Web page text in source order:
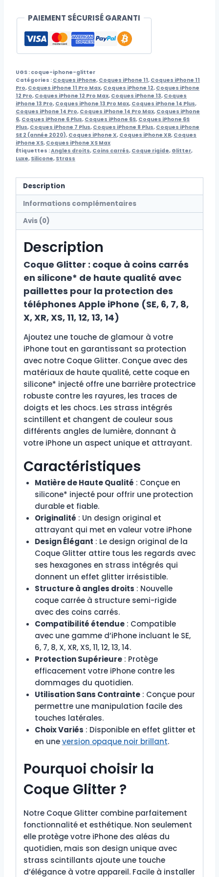
PAIEMENT SÉCURISÉ GARANTI
UGS : coque-iphone-glitter
Catégories : Coques iPhone, Coques iPhone 11, Coques iPhone 11
Pro, Coques iPhone 11 Pro Max, Coques iPhone 12, Coques iPhone
12 Pro, Coques iPhone 12 Pro Max, Coques iPhone 13, Coques
iPhone 13 Pro, Coques iPhone 13 Pro Max, Coques iPhone 14 Plus,
Coques iPhone 14 Pro, Coques iPhone 14 Pro Max, Coques iPhone
6, Coques iPhone 6 Plus, Coques iPhone 6S, Coques iPhone 6S
Plus, Coques iPhone 7 Plus, Coques iPhone 8 Plus, Coques iPhone
SE 2 (année 2020), Coques iPhone X, Coques iPhone XR, Coques
iPhone XS, Coques iPhone XS Max
Étiquettes :Angles droits, Coins carrés, Coque rigide, Glitter,
Luxe, Silicone, Strass
Description
Informations complémentaires
Avis (0)
Description
Coque Glitter : coque à coins carrés
en silicone* de haute qualité avec
paillettes pour la protection des
téléphones Apple iPhone (SE, 6, 7, 8,
X, XR, XS, 11, 12, 13, 14)
Ajoutez une touche de glamour à votre
iPhone tout en garantissant sa protection
avec notre Coque Glitter. Conçue avec des
matériaux de haute qualité, cette coque en
silicone* injecté offre une barrière protectrice
robuste contre les rayures, les traces de
doigts et les chocs. Les strass intégrés
scintillent et changent de couleur sous
différents angles de lumière, donnant à
votre iPhone un aspect unique et attrayant.
Caractéristiques
Matière de Haute Qualité : Conçue en
silicone* injecté pour offrir une protection
durable et fiable.
Originalité : Un design original et
attrayant qui met en valeur votre iPhone
Design Élégant : Le design original de la
Coque Glitter attire tous les regards avec
ses hexagones en strass intégrés qui
donnent un effet glitter irrésistible.
Structure à angles droits : Nouvelle
coque carrée à structure semi-rigide
avec des coins carrés.
Compatibilité étendue: Compatible
avec une gamme d’iPhone incluant le SE,
6, 7, 8, X, XR, XS, 11, 12, 13, 14.
Protection Supérieure: Protège
efficacement votre iPhone contre les
dommages du quotidien.
Utilisation Sans Contrainte: Conçue pour
permettre une manipulation facile des
touches latérales.
Choix Variés : Disponible en effet glitter et
en uneversion opaque noir brillant.
Pourquoi choisir la
Coque Glitter ?
Notre Coque Glitter combine parfaitement
fonctionnalité et esthétique. Non seulement
elle protège votre iPhone des aléas du
quotidien, mais son design unique avec
strass scintillants ajoute une touche
d’élégance à votre appareil. Facile à installer